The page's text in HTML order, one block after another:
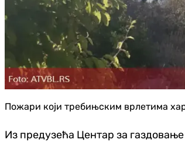
Пожари који требињским врлетима
Из предузећа Центар за